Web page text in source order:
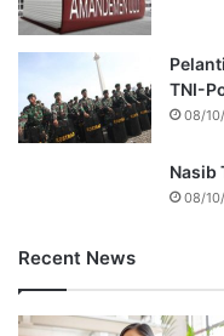
TNI-
08/
Nasib
08/
Recent News